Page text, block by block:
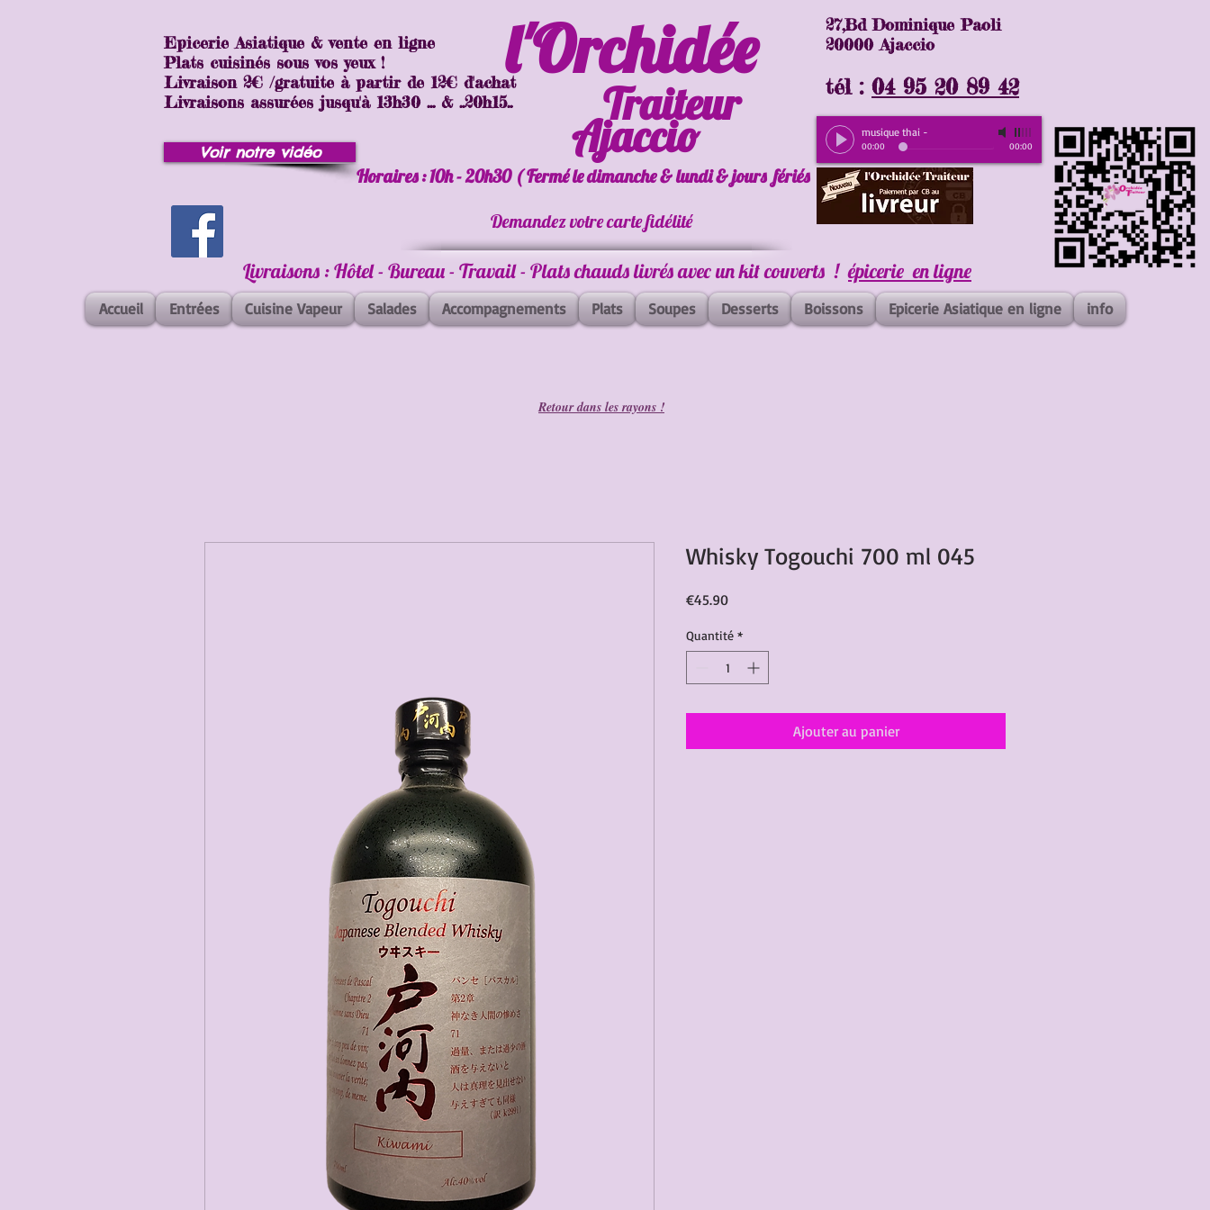
Epicerie Asiatique & vente en ligne
Plats cuisinés sous vos yeux !
Livraison 2€ /gratuite à partir de 12€ d'achat
Livraisons assurées jusqu'à 13h30 ... & ..20h15..
l'Orchidée
Voir notre vidéo
Traiteur
Ajaccio
27,Bd Dominique Paoli
20000 Ajaccio
tél : 04 95 20 89 42
musique thai -
00:00 00:00
Horaires : 10h - 20h30 ( Fermé le dimanche & lundi & jours fériés
Demandez votre carte fidélité
Livraisons : Hôtel - Bureau - Travail - Plats chauds livrés avec un kit couverts !épicerie en ligne
Accueil Entrées Cuisine Vapeur Salades Accompagnements Plats Soupes Desserts Boissons Epicerie Asiatique en ligne info
Retour dans les rayons !
Whisky Togouchi 700 ml 045
€45.90Prix
Quantité *
Ajouter au panier